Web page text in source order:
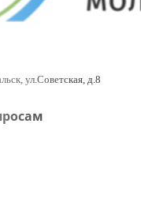
ул.Советская, д.8